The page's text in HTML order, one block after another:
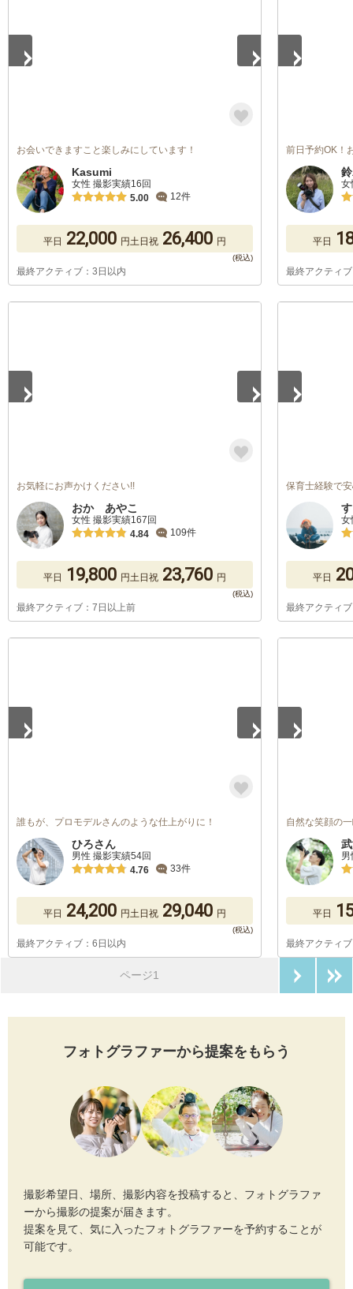
お会いできますこと楽しみにしています！
Kasumi
女性 撮影実績16回
5.00
12件
平日 22,000 円土日祝 26,400 円
最終アクティブ：3日以内
前日予約OK！
女
平日
最終アクティ
お気軽にお声かけください!!
おか あやこ
女性 撮影実績167回
4.84
109件
平日 19,800 円土日祝 23,760 円
最終アクティブ：7日以上前
保育士経験で
女
平日
最終アクティ
誰もが、プロモデルさんのような仕上がりに！
ひろさん
男性 撮影実績54回
4.76
33件
平日 24,200 円土日祝 29,040 円
最終アクティブ：6日以内
自然な笑顔の
男
平日
最終アクティ
ページ1
フォトグラファーから提案をもらう
撮影希望日、場所、撮影内容を投稿すると、フォトグラファ
ーから撮影の提案が届きます。
提案を見て、気に入ったフォトグラファーを予約することが
可能です。